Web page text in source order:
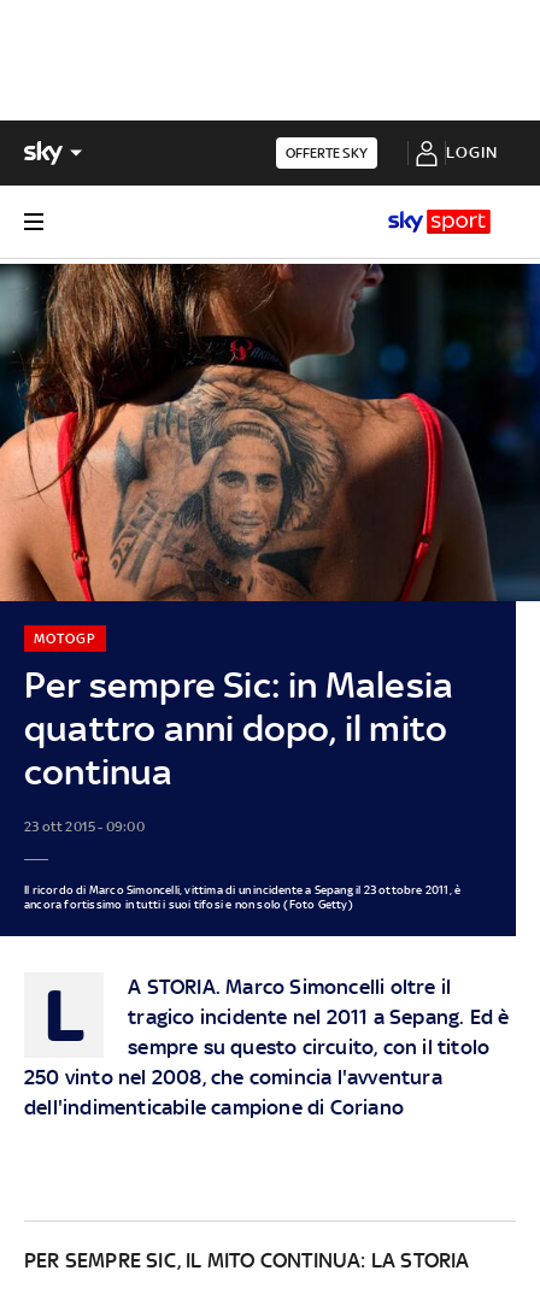
OFFERTE SKY LOGIN
Per sempre Sic: in Malesia
quattro anni dopo, il mito
continua
MOTOGP
23 ott 2015 - 09:00
Il ricordo di Marco Simoncelli, vittima di un incidente a Sepang il 23 ottobre 2011, è
ancora fortissimo in tutti i suoi tifosi e non solo (Foto Getty)
L A STORIA. Marco Simoncelli oltre il
tragico incidente nel 2011 a Sepang. Ed è
sempre su questo circuito, con il titolo
250 vinto nel 2008, che comincia l'avventura
dell'indimenticabile campione di Coriano
PER SEMPRE SIC, IL MITO CONTINUA: LA STORIA